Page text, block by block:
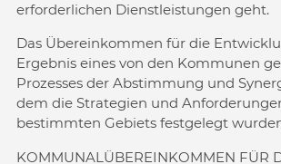
erforderlichen Dienstleistungen geht.
Das Übereinkommen für die
Ergebnis eines von den Kommunen
Prozesses der Abstimmung und
dem die Strategien und
bestimmten Gebiets festgelegt
KOMMUNALÜBEREINKOMMEN FÜR